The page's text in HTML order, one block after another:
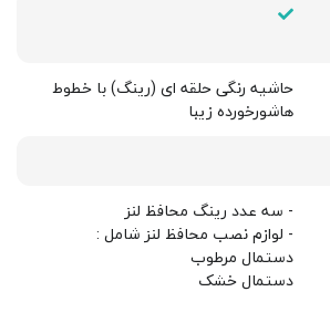
حاشیه رنگی حلقه ای (رینگ) با خطوط
هاشورخورده زیبا
- سه عدد رینگ محافظ لنز
- لوازم نصب محافظ لنز شامل :
دستمال مرطوب
دستمال خشک